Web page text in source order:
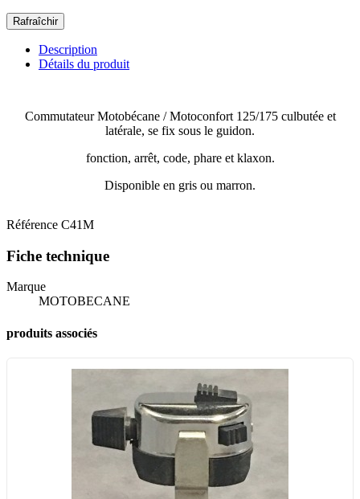
Description
Détails du produit
Commutateur Motobécane / Motoconfort 125/175 culbutée et
latérale, se fix sous le guidon.
fonction, arrêt, code, phare et klaxon.
Disponible en gris ou marron.
Référence C41M
Fiche technique
Marque
MOTOBECANE
produits associés